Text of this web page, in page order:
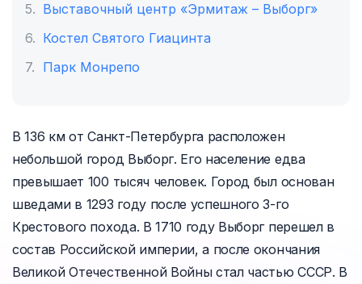
Выставочный центр «Эрмитаж – Выборг»
Костел Святого Гиацинта
Парк Монрепо
В 136 км от Санкт-Петербурга расположен
небольшой город Выборг. Его население едва
превышает 100 тысяч человек. Город был основан
шведами в 1293 году после успешного 3-го
Крестового похода. В 1710 году Выборг перешел в
состав Российской империи, а после окончания
Великой Отечественной Войны стал частью СССР. В